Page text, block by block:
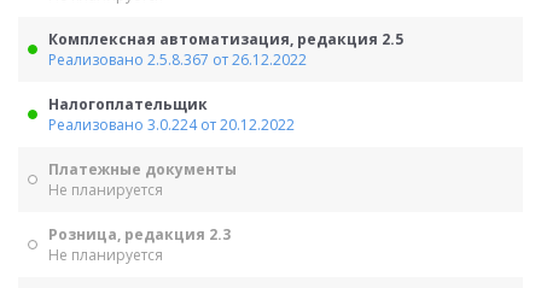
Комплексная автоматизация, редакция 2.5
Реализовано 2.5.8.367 от 26.12.2022
Налогоплательщик
Реализовано 3.0.224 от 20.12.2022
Платежные документы
Не планируется
Розница, редакция 2.3
Не планируется